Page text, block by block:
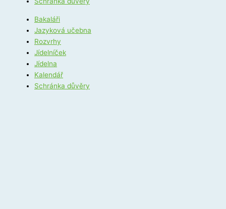
Bakaláři
Jazyková učebna
Rozvrhy
Jídelníček
Jídelna
Kalendář
Schránka důvěry